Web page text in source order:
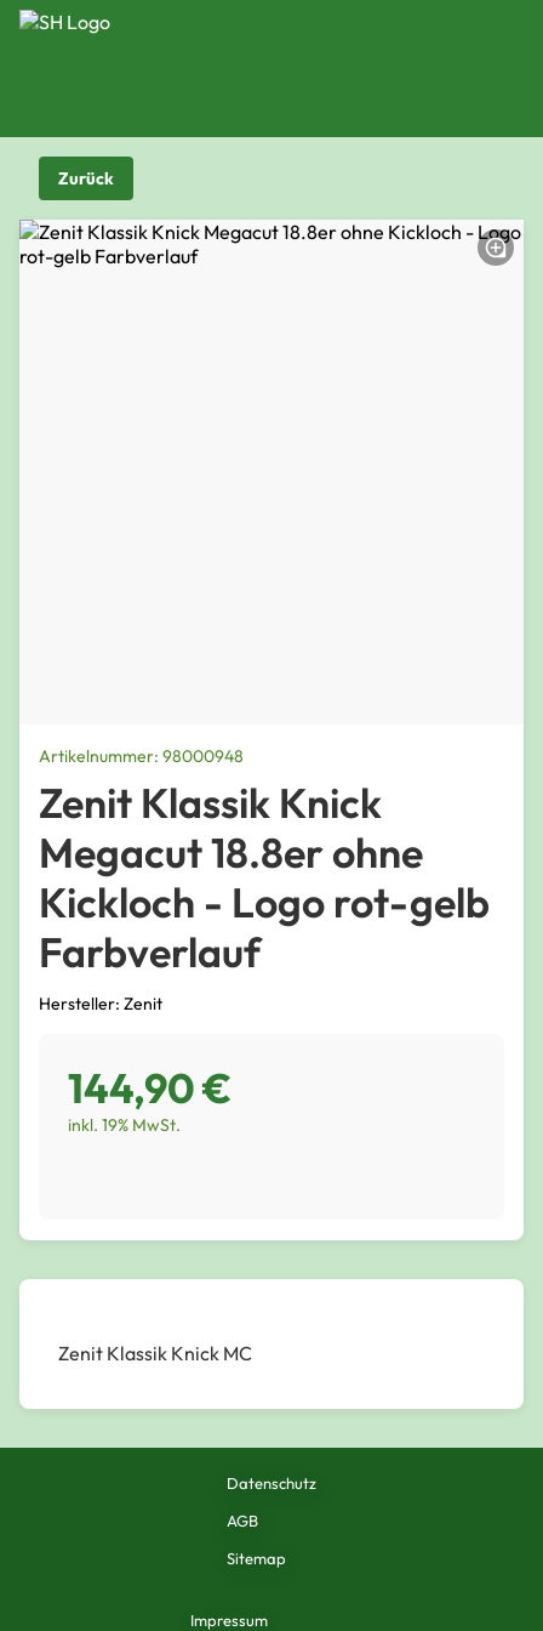
Zurück
Artikelnummer: 98000948
Zenit Klassik Knick
Megacut 18.8er ohne
Kickloch - Logo rot-gelb
Farbverlauf
Hersteller: Zenit
144,90 €
inkl. 19% MwSt.
Zenit Klassik Knick MC
Datenschutz
AGB
Sitemap
Impressum